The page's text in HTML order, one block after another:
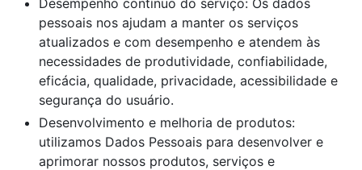
pessoais nos ajudam a manter os serviços
atualizados e com desempenho e atendem às
necessidades de produtividade, confiabilidade,
eficácia, qualidade, privacidade, acessibilidade e
segurança do usuário.
Desenvolvimento e melhoria de produtos:
utilizamos Dados Pessoais para desenvolver e
aprimorar nossos produtos, serviços e